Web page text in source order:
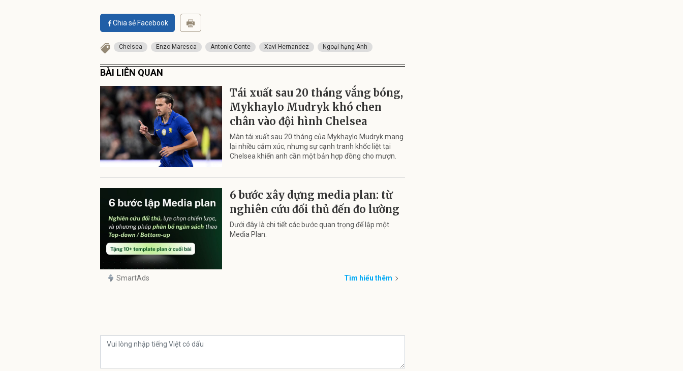
Chia sẻ Facebook
Chelsea Enzo Maresca Antonio Conte Xavi Hernandez Ngoại hạng Anh
BÀI LIÊN QUAN
Tái xuất sau 20 tháng vắng bóng,
Mykhaylo Mudryk khó chen
chân vào đội hình Chelsea
Màn tái xuất sau 20 tháng của Mykhaylo Mudryk mang
lại nhiều cảm xúc, nhưng sự cạnh tranh khốc liệt tại
Chelsea khiến anh cần một bản hợp đồng cho mượn.
6 bước xây dựng media plan: từ
nghiên cứu đối thủ đến đo lường
Dưới đây là chi tiết các bước quan trọng để lập một
Media Plan.
SmartAds Tìm hiểu thêm